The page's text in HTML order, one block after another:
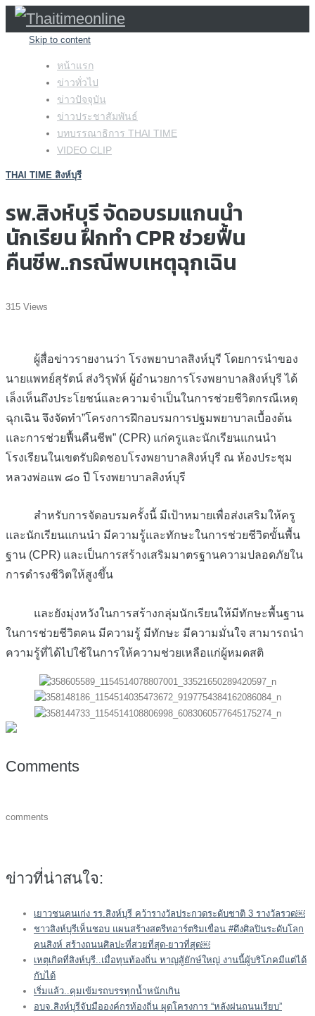
Skip to content
หน้าแรก
ข่าวทั่วไป
ข่าวปัจจุบัน
ข่าวประชาสัมพันธ์
บทบรรณาธิการ THAI TIME
VIDEO CLIP
THAI TIME สิงห์บุรี
รพ.สิงห์บุรี จัดอบรมแกนนำ
นักเรียน ฝึกทำ CPR ช่วยฟื้น
คืนชีพ..กรณีพบเหตุฉุกเฉิน
315 Views
ผู้สื่อข่าวรายงานว่า โรงพยาบาลสิงห์บุรี โดยการนำของ
นายแพทย์สุรัตน์ ส่งวิรุฬห์ ผู้อำนวยการโรงพยาบาลสิงห์บุรี ได้
เล็งเห็นถึงประโยชน์และความจำเป็นในการช่วยชีวิตกรณีเหตุ
ฉุกเฉิน จึงจัดทำ”โครงการฝึกอบรมการปฐมพยาบาลเบื้องต้น
และการช่วยฟื้นคืนชีพ” (CPR) แก่ครูและนักเรียนแกนนำ
โรงเรียนในเขตรับผิดชอบโรงพยาบาลสิงห์บุรี ณ ห้องประชุม
หลวงพ่อแพ ๘๐ ปี โรงพยาบาลสิงห์บุรี
สำหรับการจัดอบรมครั้งนี้ มีเป้าหมายเพื่อส่งเสริมให้ครู
และนักเรียนแกนนำ มีความรู้และทักษะในการช่วยชีวิตขั้นพื้น
ฐาน (CPR) และเป็นการสร้างเสริมมาตรฐานความปลอดภัยใน
การดำรงชีวิตให้สูงขึ้น
และยังมุ่งหวังในการสร้างกลุ่มนักเรียนให้มีทักษะพื้นฐาน
ในการช่วยชีวิตคน มีความรู้ มีทักษะ มีความมั่นใจ สามารถนำ
ความรู้ที่ได้ไปใช้ในการให้ความช่วยเหลือแก่ผู้หมดสติ
Comments
comments
ข่าวที่น่าสนใจ:
เยาวชนคนเก่ง รร.สิงห์บุรี คว้ารางวัลประกวดระดับชาติ 3 รางวัลรวด￼
ชาวสิงห์บุรีเห็นชอบ แผนสร้างสตรีทอาร์ตริมเขื่อน #ดึงศิลปินระดับโลก
คนสิงห์ สร้างถนนศิลปะที่สวยที่สุด-ยาวที่สุด￼
เหตุเกิดที่สิงห์บุรี..เมื่อทุนท้องถิ่น หาญสู้ยักษ์ใหญ่ งานนี้ผู้บริโภคมีแต่ได้
กับได้
เริ่มแล้ว..คุมเข้มรถบรรทุกน้ำหนักเกิน
อบจ.สิงห์บุรีจับมือองค์กรท้องถิ่น ผุดโครงการ “หลังฝนถนนเรียบ”